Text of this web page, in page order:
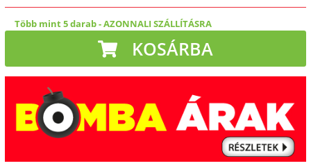
Több mint 5 darab-AZONNALI SZÁLLÍTÁSRA
KOSÁRBA